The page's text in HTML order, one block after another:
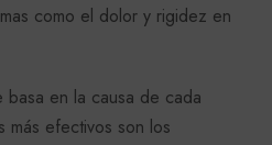
como el dolor y rigidez en
basa en la causa de cada
más efectivos son los